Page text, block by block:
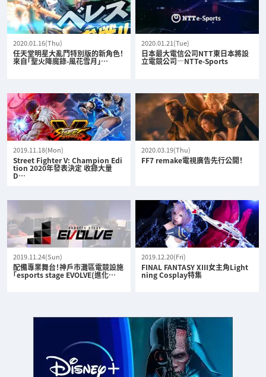
2020.01.16(Thu)
任天堂明星大亂鬥特別版的新角色！
來自「聖火降魔錄-風花雪月」…
2020.01.21(Tue)
日本最大電信公司NTT東日本將設
立電競公司—NTTe-Sports
2019.11.18(Mon)
Street Fighter V: Champion Edi
tion 2020年發表決定 收錄大量
D…
2020.03.19(Thu)
FF7 remake電視廣告先行公開！
2019.11.24(Sun)
配備專業舞台！神戶市灘區電競設施
「esports stage EVOLVE(進化…
2019.12.20(Fri)
FINAL FANTASY XIII女主角Light
ning Cosplay特集